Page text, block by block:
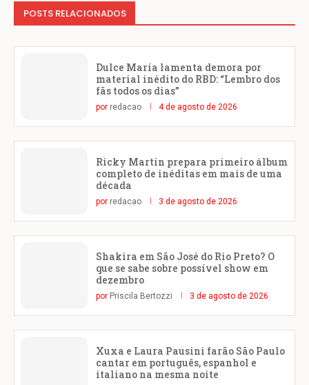
POSTS RELACIONADOS
Dulce María lamenta demora por
material inédito do RBD: “Lembro dos
fãs todos os dias”
por redacao 4 de agosto de 2026
Ricky Martin prepara primeiro álbum
completo de inéditas em mais de uma
década
por redacao 3 de agosto de 2026
Shakira em São José do Rio Preto? O
que se sabe sobre possível show em
dezembro
por Priscila Bertozzi 3 de agosto de 2026
Xuxa e Laura Pausini farão São Paulo
cantar em português, espanhol e
italiano na mesma noite